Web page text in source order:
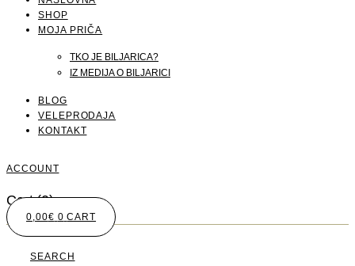
SHOP
MOJA PRIČA
TKO JE BILJARICA?
IZ MEDIJA O BILJARICI
BLOG
VELEPRODAJA
KONTAKT
ACCOUNT
Cart (0)
0,00€ 0 CART
SEARCH